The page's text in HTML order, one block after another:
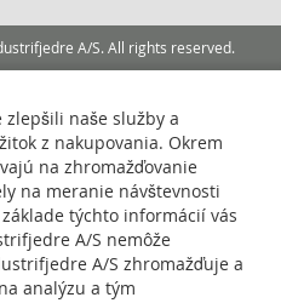
A/S. All rights reserved.
zlepšili naše služby a
z nakupovania. Okrem
na zhromažďovanie
na meranie návštevnosti
týchto informácií vás
A/S nemôže
A/S zhromažďuje a
analýzu a tým